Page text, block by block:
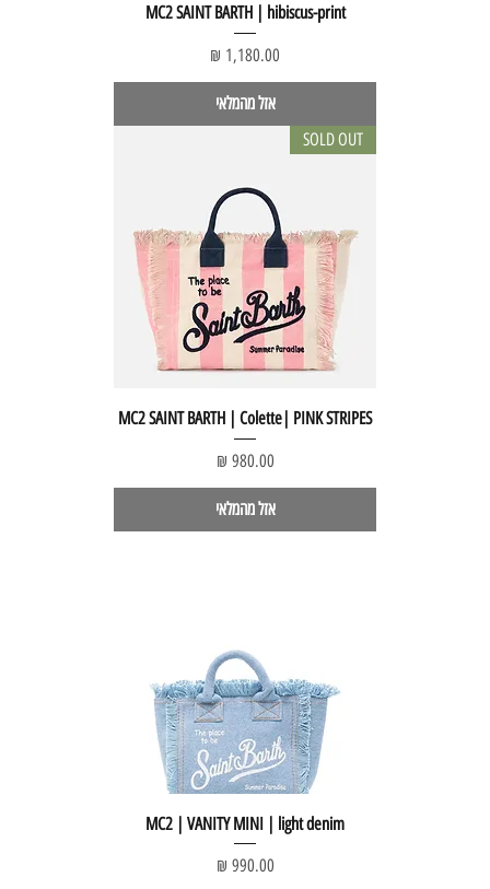
MC2 SAINT BARTH | hibiscus-print
מחיר
אזל מהמלאי
SOLD OUT
MC2 SAINT BARTH | Colette| PINK STRIPES
מחיר
אזל מהמלאי
MC2 | VANITY MINI | light denim
מחיר